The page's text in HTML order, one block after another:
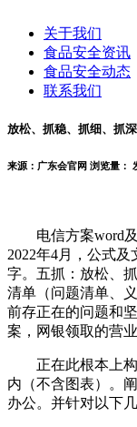
关于我们
食品安全资讯
食品安全动态
联系我们
放松、抓稳、抓细、抓
来源：广东会官网 浏览量：
电信方案word及
2022年4月，公式
字。五抓：放松、
清单（问题清单、
前存正在的问题和
案，网银领取的营
正在此根本上构
内（不含图表）。
办公。并针对以下